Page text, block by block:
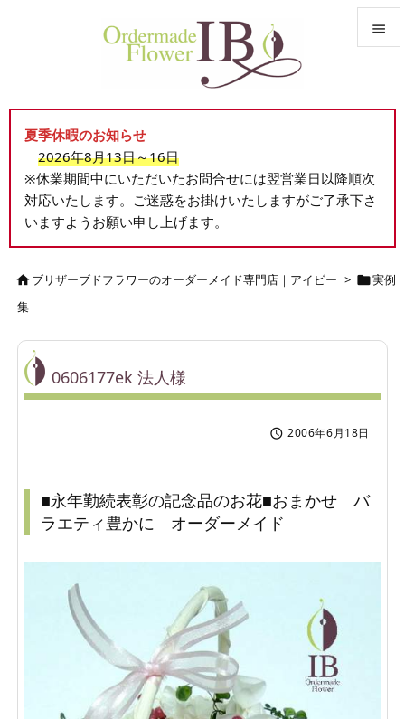


前へ

検索
夏季休暇のお知らせ
2026年8月13日～16日
※休業期間中にいただいたお問合せには翌営業日以降順次
対応いたします。ご迷惑をお掛けいたしますがご了承下さ
いますようお願い申し上げます。
ブリザーブドフラワーのオーダーメイド専門店｜アイビー > 実例
集
0606177ek 法人様
 2006年6月18日
■永年勤続表彰の記念品のお花■おまかせ バ
ラエティ豊かに オーダーメイド